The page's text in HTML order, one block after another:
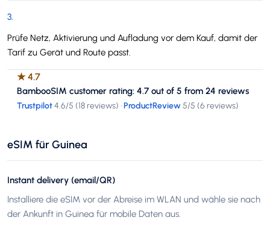
3.
Prüfe Netz, Aktivierung und Aufladung vor dem Kauf, damit der
Tarif zu Gerät und Route passt.
★4.7
BambooSIM customer rating: 4.7 out of 5 from 24 reviews
Trustpilot4.6/5 (18 reviews) ·ProductReview5/5 (6 reviews)
eSIM für Guinea
Instant delivery (email/QR)
Installiere die eSIM vor der Abreise im WLAN und wähle sie nach
der Ankunft in Guinea für mobile Daten aus.